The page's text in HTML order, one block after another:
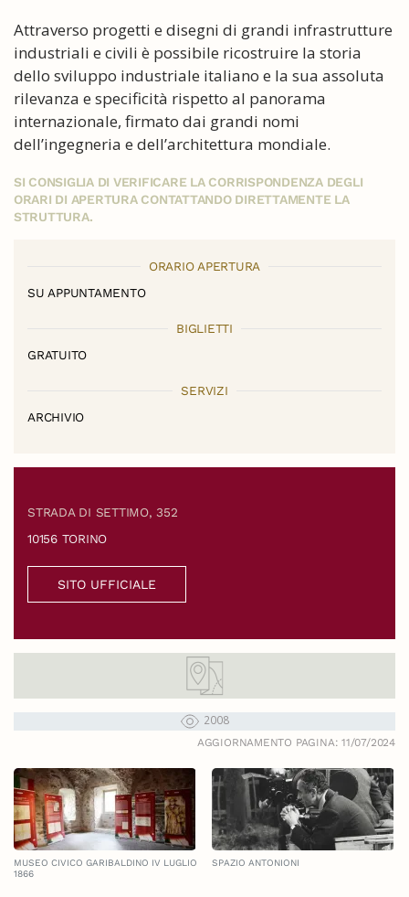
Attraverso progetti e disegni di grandi infrastrutture
industriali e civili è possibile ricostruire la storia
dello sviluppo industriale italiano e la sua assoluta
rilevanza e specificità rispetto al panorama
internazionale, firmato dai grandi nomi
dell’ingegneria e dell’architettura mondiale.
SI CONSIGLIA DI VERIFICARE LA CORRISPONDENZA DEGLI
ORARI DI APERTURA CONTATTANDO DIRETTAMENTE LA
STRUTTURA.
ORARIO APERTURA
SU APPUNTAMENTO
BIGLIETTI
GRATUITO
SERVIZI
ARCHIVIO
STRADA DI SETTIMO, 352
10156 TORINO
SITO UFFICIALE
2008
AGGIORNAMENTO PAGINA: 11/07/2024
MUSEO CIVICO GARIBALDINO IV LUGLIO
1866
SPAZIO ANTONIONI